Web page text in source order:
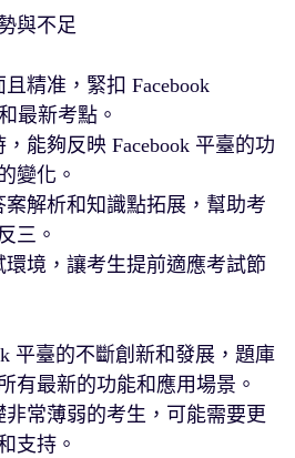
與不足
且精准，緊扣 Facebook
最新考點。
，能夠反映 Facebook 平臺的功
變化。
案解析和知識點拓展，幫助考
三。
環境，讓考生提前適應考試節
平臺的不斷創新和發展，題庫
有最新的功能和應用場景。
非常薄弱的考生，可能需要更
支持。